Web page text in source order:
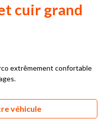
cuir grand
extrêmement confortable
véhicule